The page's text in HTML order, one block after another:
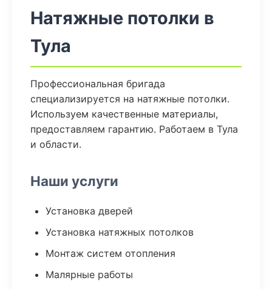
Натяжные потолки в
Тула
Профессиональная бригада
специализируется на натяжные потолки.
Используем качественные материалы,
предоставляем гарантию. Работаем в Тула
и области.
Наши услуги
Установка дверей
Установка натяжных потолков
Монтаж систем отопления
Малярные работы